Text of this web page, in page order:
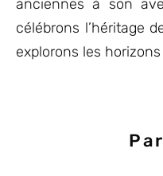
anciennes à son
célébrons l’héritage
explorons les